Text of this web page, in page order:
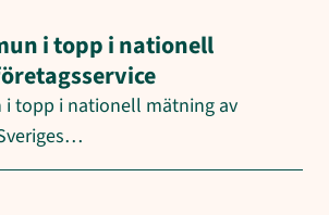
i topp i nationell
i topp i nationell mätning av